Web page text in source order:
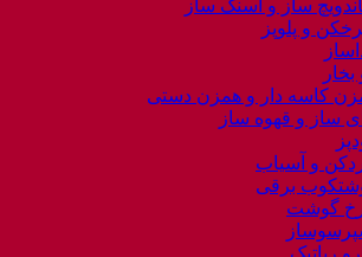
ساز و اسنک ساز
و پلوپز
بخار
کاسه دار و همزن دستی
ساز و قهوه ساز
و آسیاب
برقی
گوشت